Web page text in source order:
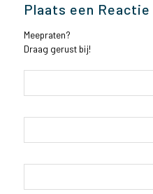
Plaats een Reactie
Meepraten?
Draag gerust bij!